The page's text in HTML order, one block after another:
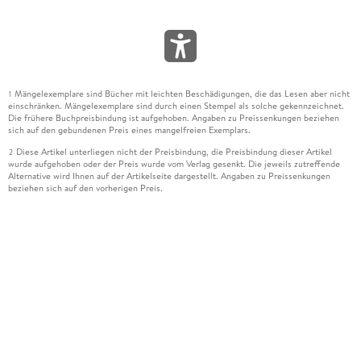
1 Mängelexemplare sind Bücher mit leichten Beschädigungen, die das Lesen aber nicht
einschränken. Mängelexemplare sind durch einen Stempel als solche gekennzeichnet.
Die frühere Buchpreisbindung ist aufgehoben. Angaben zu Preissenkungen beziehen
sich auf den gebundenen Preis eines mangelfreien Exemplars.
2 Diese Artikel unterliegen nicht der Preisbindung, die Preisbindung dieser Artikel
wurde aufgehoben oder der Preis wurde vom Verlag gesenkt. Die jeweils zutreffende
Alternative wird Ihnen auf der Artikelseite dargestellt. Angaben zu Preissenkungen
beziehen sich auf den vorherigen Preis.